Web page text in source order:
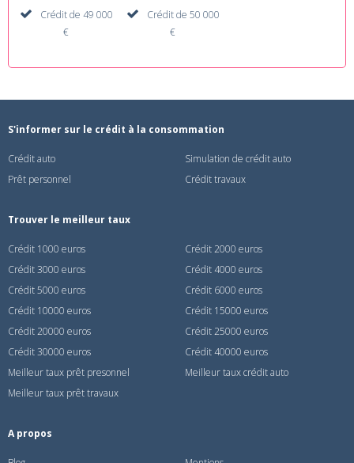
Crédit de 49 000
€
Crédit de 50 000
€
S'informer sur le crédit à la consommation
Crédit auto
Simulation de crédit auto
Prêt personnel
Crédit travaux
Trouver le meilleur taux
Crédit 1000 euros
Crédit 2000 euros
Crédit 3000 euros
Crédit 4000 euros
Crédit 5000 euros
Crédit 6000 euros
Crédit 10000 euros
Crédit 15000 euros
Crédit 20000 euros
Crédit 25000 euros
Crédit 30000 euros
Crédit 40000 euros
Meilleur taux prêt presonnel
Meilleur taux crédit auto
Meilleur taux prêt travaux
A propos